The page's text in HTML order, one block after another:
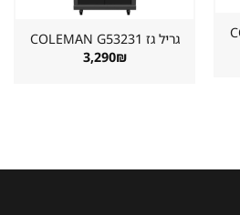
גריל גז ⁦COLEMAN G53231⁩
3,290₪